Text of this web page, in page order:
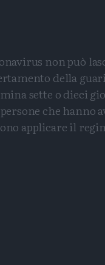
non può
della
sette o dieci
che
applicare il